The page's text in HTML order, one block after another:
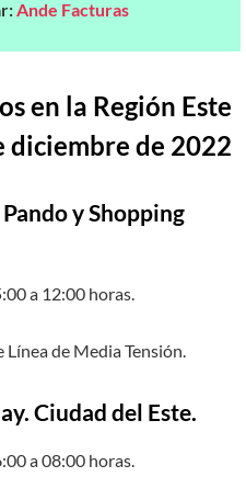
Ande Facturas
en la Región Este
diciembre de 2022
y Shopping
a 12:00 horas.
de Media Tensión.
Ciudad del Este.
a 08:00 horas.